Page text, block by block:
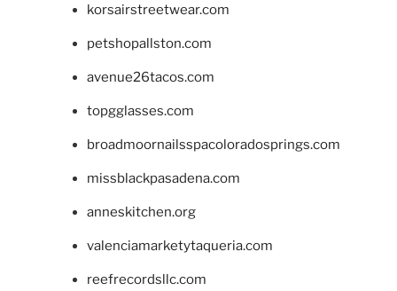
korsairstreetwear.com
petshopallston.com
avenue26tacos.com
topgglasses.com
broadmoornailsspacoloradosprings.com
missblackpasadena.com
anneskitchen.org
valenciamarketytaqueria.com
reefrecordsllc.com